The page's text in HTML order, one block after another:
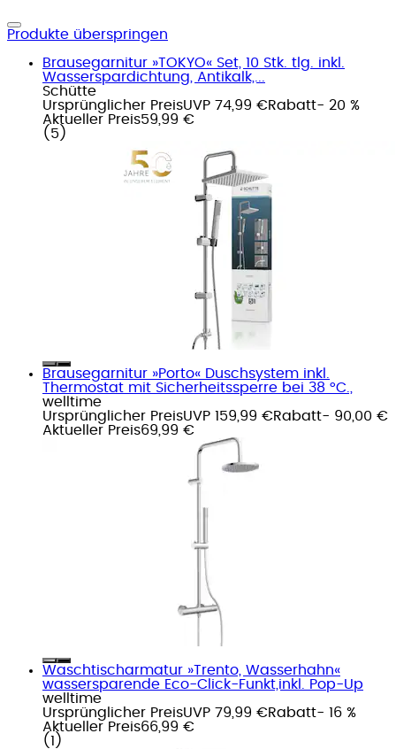
Produkte überspringen
Brausegarnitur »TOKYO« Set, 10 Stk. tlg. inkl.
Wasserspardichtung, Antikalk,...
Schütte
Ursprünglicher PreisUVP 74,99 €Rabatt- 20 %
Aktueller Preis59,99 €
( 5 )
Brausegarnitur »Porto« Duschsystem inkl.
Thermostat mit Sicherheitssperre bei 38 °C.,
welltime
Ursprünglicher PreisUVP 159,99 €Rabatt- 90,00 €
Aktueller Preis69,99 €
Waschtischarmatur »Trento, Wasserhahn«
wassersparende Eco-Click-Funkt,inkl. Pop-Up
welltime
Ursprünglicher PreisUVP 79,99 €Rabatt- 16 %
Aktueller Preis66,99 €
( 1 )